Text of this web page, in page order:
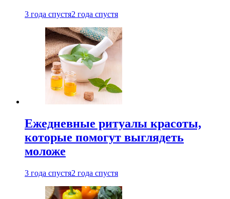
3 года спустя2 года спустя
Ежедневные ритуалы красоты,
которые помогут выглядеть
моложе
3 года спустя2 года спустя